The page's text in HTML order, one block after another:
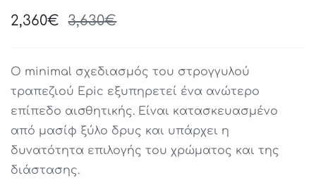
3,630€Original
3,630€.
2,360€
Current
2,360€.
O minimal σχεδιασμός του στρογγυλού
τραπεζιού Epic εξυπηρετεί ένα ανώτερο
επίπεδο αισθητικής. Είναι κατασκευασμένο
από μασίφ ξύλο δρυς και υπάρχει η
δυνατότητα επιλογής του χρώματος και της
διάστασης.